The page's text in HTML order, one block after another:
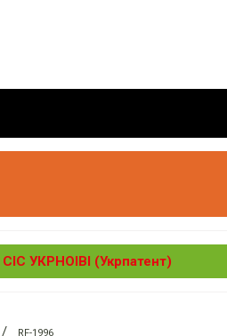
СІС УКРНОІВІ (Укрпатент)
RF-1996